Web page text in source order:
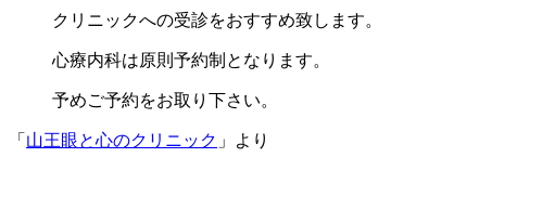
クリニックへの受診をおすすめ致します。
心療内科は原則予約制となります。
予めご予約をお取り下さい。
「 山王眼と心のクリニック 」より